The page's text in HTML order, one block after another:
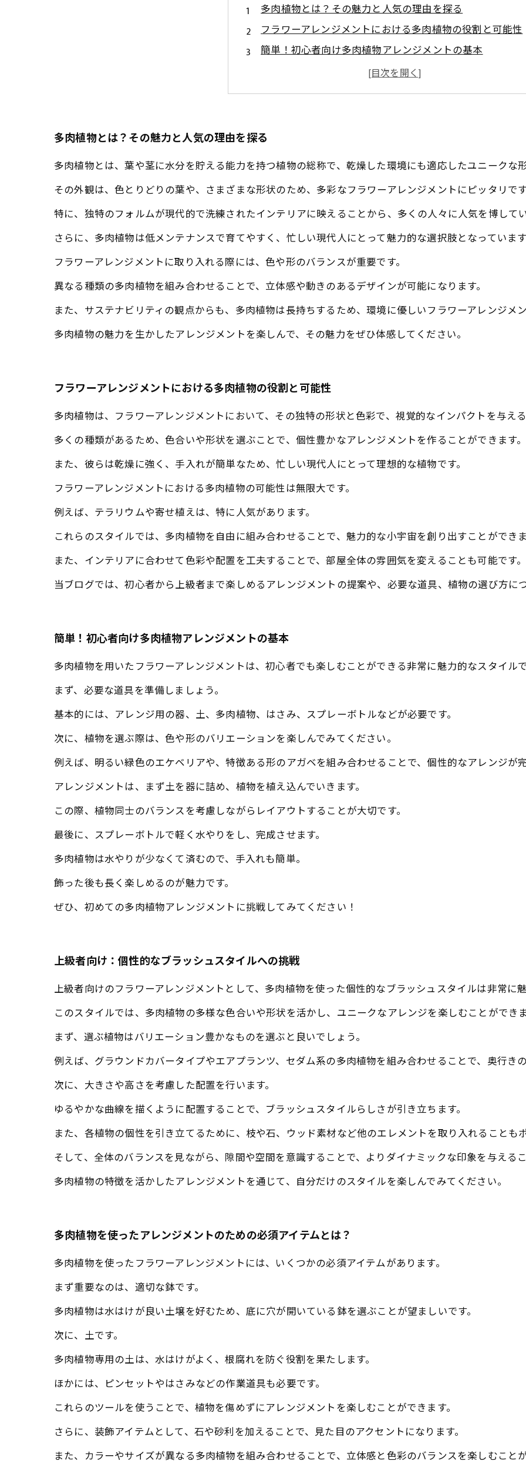
多肉植物とは？その魅力と人気の理由を探る
フラワーアレンジメントにおける多肉植物の役割と可能性
簡単！初心者向け多肉植物アレンジメントの基本
上級者向け：個性的なブラッシュスタイルへの挑戦
多肉植物を使ったアレンジメントのための必須アイテムと
多肉植物で彩るインテリア：あなたの空間を変える方法
多肉植物とは？その魅力と人気の理由を探る
多肉植物とは、葉や茎に水分を貯える能力を持つ植物の総称で、乾燥した環境にも適応したユニークな
その外観は、色とりどりの葉や、さまざまな形状のため、多彩なフラワーアレンジメントにピッタリです
特に、独特のフォルムが現代的で洗練されたインテリアに映えることから、多くの人々に人気を博してい
さらに、多肉植物は低メンテナンスで育てやすく、忙しい現代人にとって魅力的な選択肢となっています
フラワーアレンジメントに取り入れる際には、色や形のバランスが重要です。
異なる種類の多肉植物を組み合わせることで、立体感や動きのあるデザインが可能になります。
また、サステナビリティの観点からも、多肉植物は長持ちするため、環境に優しいフラワーアレンジメ
多肉植物の魅力を生かしたアレンジメントを楽しんで、その魅力をぜひ体感してください。
フラワーアレンジメントにおける多肉植物の役割と可能性
多肉植物は、フラワーアレンジメントにおいて、その独特の形状と色彩で、視覚的なインパクトを与え
多くの種類があるため、色合いや形状を選ぶことで、個性豊かなアレンジメントを作ることができます。
また、彼らは乾燥に強く、手入れが簡単なため、忙しい現代人にとって理想的な植物です。
フラワーアレンジメントにおける多肉植物の可能性は無限大です。
例えば、テラリウムや寄せ植えは、特に人気があります。
これらのスタイルでは、多肉植物を自由に組み合わせることで、魅力的な小宇宙を創り出すことができま
また、インテリアに合わせて色彩や配置を工夫することで、部屋全体の雰囲気を変えることも可能です。
当ブログでは、初心者から上級者まで楽しめるアレンジメントの提案や、必要な道具、植物の選び方に
簡単！初心者向け多肉植物アレンジメントの基本
多肉植物を用いたフラワーアレンジメントは、初心者でも楽しむことができる非常に魅力的なスタイルで
まず、必要な道具を準備しましょう。
基本的には、アレンジ用の器、土、多肉植物、はさみ、スプレーボトルなどが必要です。
次に、植物を選ぶ際は、色や形のバリエーションを楽しんでみてください。
例えば、明るい緑色のエケベリアや、特徴ある形のアガベを組み合わせることで、個性的なアレンジが完
アレンジメントは、まず土を器に詰め、植物を植え込んでいきます。
この際、植物同士のバランスを考慮しながらレイアウトすることが大切です。
最後に、スプレーボトルで軽く水やりをし、完成させます。
多肉植物は水やりが少なくて済むので、手入れも簡単。
飾った後も長く楽しめるのが魅力です。
ぜひ、初めての多肉植物アレンジメントに挑戦してみてください！
上級者向け：個性的なブラッシュスタイルへの挑戦
上級者向けのフラワーアレンジメントとして、多肉植物を使った個性的なブラッシュスタイルは非常に魅
このスタイルでは、多肉植物の多様な色合いや形状を活かし、ユニークなアレンジを楽しむことができま
まず、選ぶ植物はバリエーション豊かなものを選ぶと良いでしょう。
例えば、グラウンドカバータイプやエアプランツ、セダム系の多肉植物を組み合わせることで、奥行き
次に、大きさや高さを考慮した配置を行います。
ゆるやかな曲線を描くように配置することで、ブラッシュスタイルらしさが引き立ちます。
また、各植物の個性を引き立てるために、枝や石、ウッド素材など他のエレメントを取り入れることもポ
そして、全体のバランスを見ながら、隙間や空間を意識することで、よりダイナミックな印象を与えるこ
多肉植物の特徴を活かしたアレンジメントを通じて、自分だけのスタイルを楽しんでみてください。
多肉植物を使ったアレンジメントのための必須アイテムとは？
多肉植物を使ったフラワーアレンジメントには、いくつかの必須アイテムがあります。
まず重要なのは、適切な鉢です。
多肉植物は水はけが良い土壌を好むため、底に穴が開いている鉢を選ぶことが望ましいです。
次に、土です。
多肉植物専用の土は、水はけがよく、根腐れを防ぐ役割を果たします。
ほかには、ピンセットやはさみなどの作業道具も必要です。
これらのツールを使うことで、植物を傷めずにアレンジメントを楽しむことができます。
さらに、装飾アイテムとして、石や砂利を加えることで、見た目のアクセントになります。
また、カラーやサイズが異なる多肉植物を組み合わせることで、立体感と色彩のバランスを楽しむことが